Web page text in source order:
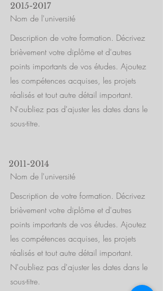
2015-2017
Nom de l'université
Description de votre formation. Décrivez
brièvement votre diplôme et d'autres
points importants de vos études. Ajoutez
les compétences acquises, les projets
réalisés et tout autre détail important.
N'oubliez pas d'ajuster les dates dans le
sous-titre.
2011-2014
Nom de l'université
Description de votre formation. Décrivez
brièvement votre diplôme et d'autres
points importants de vos études. Ajoutez
les compétences acquises, les projets
réalisés et tout autre détail important.
N'oubliez pas d'ajuster les dates dans le
sous-titre.